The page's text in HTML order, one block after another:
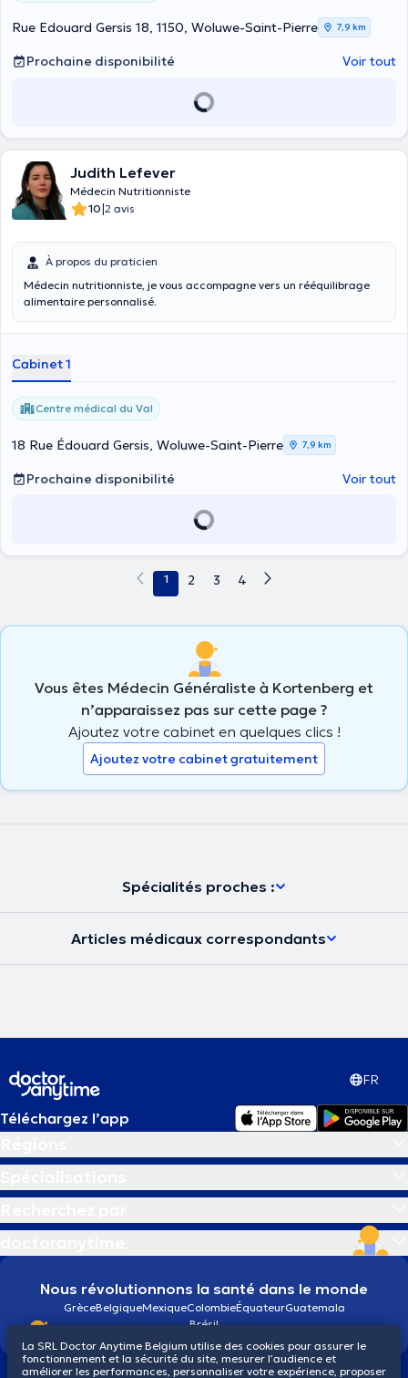
Rue Edouard Gersis 18, 1150, Woluwe-Saint-Pierre 7,9 km
Prochaine disponibilité Voir tout
Judith Lefever
Médecin Nutritionniste
10|2 avis
À propos du praticien
Médecin nutritionniste, je vous accompagne vers un rééquilibrage
alimentaire personnalisé.
Cabinet 1
Centre médical du Val
18 Rue Édouard Gersis, Woluwe-Saint-Pierre 7,9 km
Prochaine disponibilité Voir tout
1 2 3 4
Vous êtes Médecin Généraliste à Kortenberg et
n’apparaissez pas sur cette page ?
Ajoutez votre cabinet en quelques clics !
Ajoutez votre cabinet gratuitement
Spécialités proches :
Articles médicaux correspondants
FR
Téléchargez l’app
Nous révolutionnons la santé dans le monde
GrèceBelgiqueMexiqueColombieÉquateurGuatemala
Brésil
La SRL Doctor Anytime Belgium utilise des cookies pour assurer le
fonctionnement et la sécurité du site, mesurer l’audience et
améliorer les performances, personnaliser votre expérience, proposer